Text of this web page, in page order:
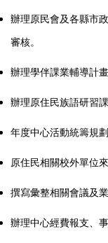
辦理原民會及各縣市
審核。
辦理學伴課業輔導計
辦理原住民族語研習課
年度中心活動統籌規劃
原住民相關校外單位來
撰寫彙整相關會議及
辦理中心經費報支、